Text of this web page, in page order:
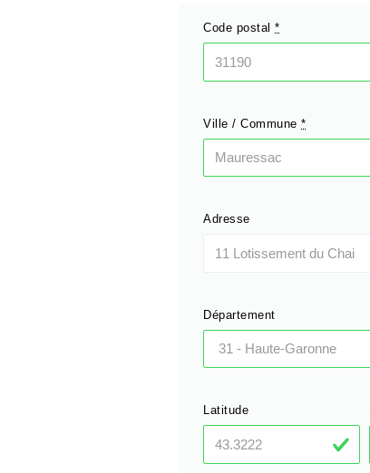
Code postal *
Ville / Commune *
Adresse
Département
Latitude